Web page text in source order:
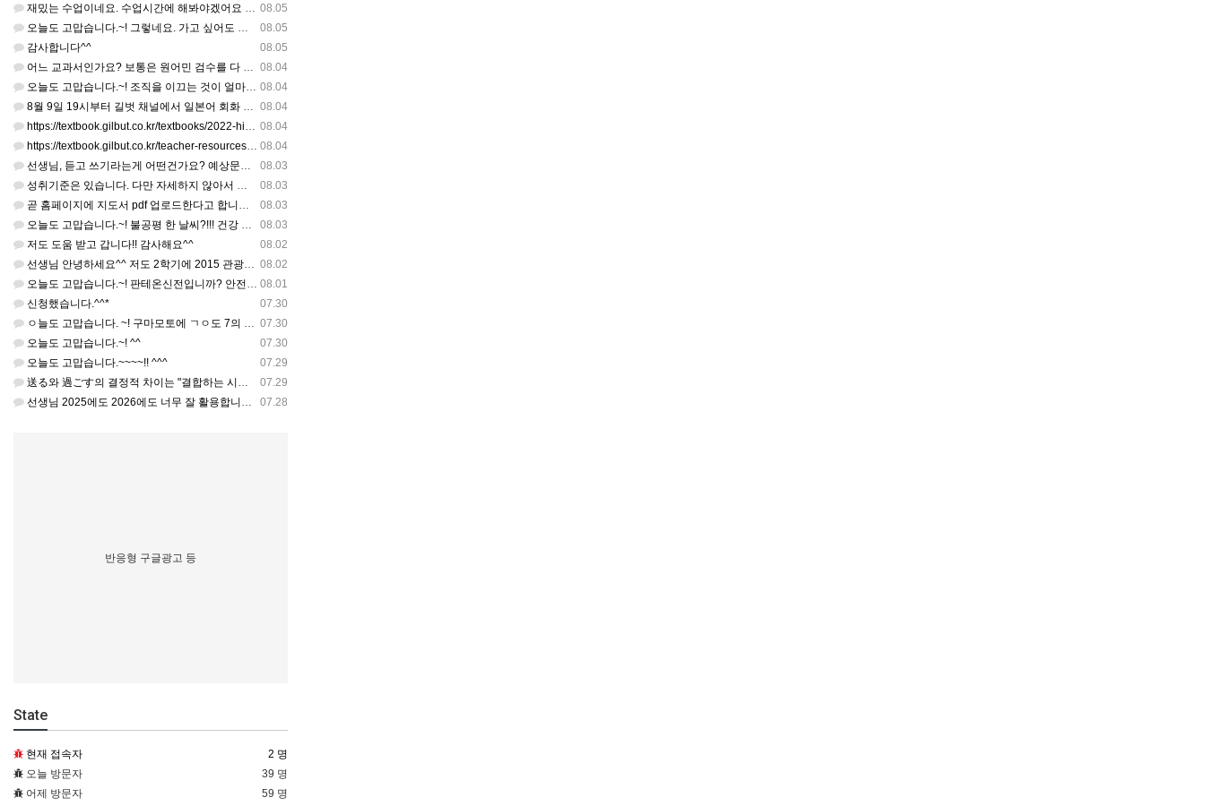
08.05
재밌는 수업이네요. 수업시간에 해봐야겠어요 감사합니다
08.05
오늘도 고맙습니다.~! 그렇네요. 가고 싶어도 다른 사람에게 민폐는 안되는 것... 감사해요. ^^
08.05
감사합니다^^
08.04
어느 교과서인가요? 보통은 원어민 검수를 다 할 것 같은데...
08.04
오늘도 고맙습니다.~! 조직을 이끄는 것이 얼마나 어려운 일일까요? 우선 봉사하는 마음이 필요!!! 감사해요…
08.04
8월 9일 19시부터 길벗 채널에서 일본어 회화 관련 연수를 저작 직강으로 한다고 합니다. 많이 도움이 되실…
08.04
https://textbook.gilbut.co.kr/textbooks/2022-high-school-jap…
08.04
https://textbook.gilbut.co.kr/teacher-resources/2022-high-sc…
08.03
선생님, 듣고 쓰기라는게 어떤건가요? 예상문장 20~30개 중 몇개를 틀어주고 들리는대로 쓰는 건가요? 자세…
08.03
성취기준은 있습니다. 다만 자세하지 않아서 교과서 내용에 맞게 좀 더 구체적으로 재구조화를 하신 선생님이 계…
08.03
곧 홈페이지에 지도서 pdf 업로드한다고 합니다. 이번 주나 다음 주에 e-book 기반 전자저작물도 업로드…
08.03
오늘도 고맙습니다.~! 불공평 한 날씨?!!! 건강 최고 입니다. ^^
08.02
저도 도움 받고 갑니다!! 감사해요^^
08.02
선생님 안녕하세요^^ 저도 2학기에 2015 관광일본어를 평가계획을 세우려고 하는데. ..아무리 찾아도 없어…
08.01
오늘도 고맙습니다.~! 판테온신전입니까? 안전 제일!! ㅎㅎ 감사해요. ^^
07.30
신청했습니다.^^*
07.30
ㅇ늘도 고맙습니다. ~! 구마모토에 ㄱㅇ도 7의 지진,,,무사, 안전을 기도 합니다. 감사해요...
07.30
오늘도 고맙습니다.~! ^^
07.29
오늘도 고맙습니다.~~~~!! ^^^
07.29
送る와 過ごす의 결정적 차이는 "결합하는 시간 단위"와 "묘사 대상"입니다. 過ごす 하루, 오후, 주말, 휴…
07.28
선생님 2025에도 2026에도 너무 잘 활용합니다.. 감사해요!!!
반응형 구글광고 등
State
현재 접속자
2 명
오늘 방문자
39 명
어제 방문자
59 명